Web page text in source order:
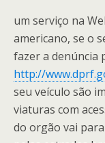
um serviço na
americano, se o
fazer a denúncia
http://
seu veículo são
viaturas com
do orgão vai